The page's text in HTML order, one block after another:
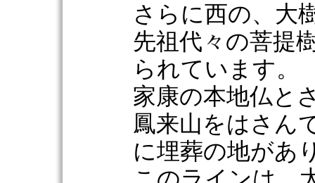
さらに西の、大
先祖代々の菩提
られています。
家康の本地仏と
鳳来山をはさん
に埋葬の地があ